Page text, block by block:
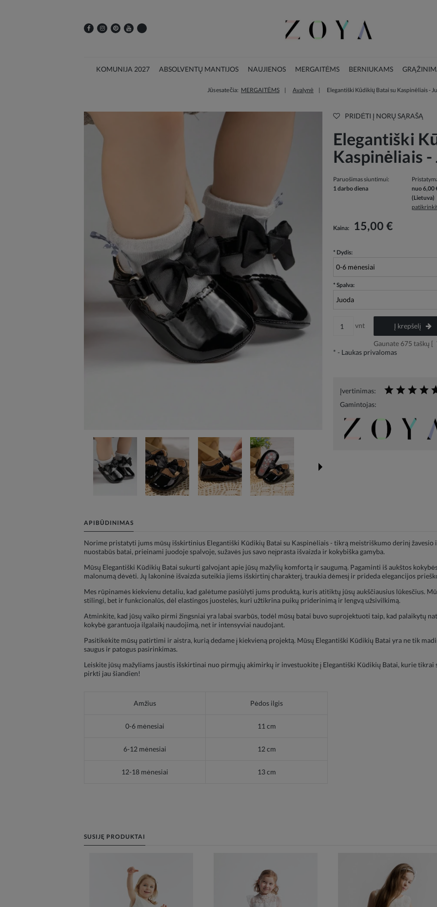
KOMUNIJA 2027 ABSOLVENTŲ MANTIJOS NAUJIENOS MERGAITĖMS BERNIUKAMS
Jūs esate čia: MERGAITĖMS Avalynė Elegantiški Kūdikių Batai su Kaspinėliais -
PRIDĖTI Į NORŲ SĄRAŠĄ
Elegantiški
Kaspinėliais -
Paruošimas siuntimui:
1 darbo diena
nuo 6,00
(Lietuva)
išlaidosKaina: 15,00 €
* Dydis:
* Spalva:
vnt Į krepšelį
Gaunate 675 taškų [
* - Laukas privalomas
Įvertinimas:
Gamintojas:
APIBŪDINIMAS
Norime pristatyti jums mūsų išskirtinius Elegantiški Kūdikių Batai su Kaspinėliais - tikrą meistriškumo derinį žavesio
nuostabūs batai, prieinami juodoje spalvoje, sužavės jus savo neįprasta išvaizda ir kokybiška gamyba.
Mūsų Elegantiški Kūdikių Batai sukurti galvojant apie jūsų mažylių komfortą ir saugumą. Pagaminti iš aukštos
malonumą dėvėti. Jų lakoninė išvaizda suteikia jiems išskirtinį charakterį, traukia dėmesį ir prideda elegancijos
Mes rūpinamės kiekvienu detaliu, kad galėtume pasiūlyti jums produktą, kuris atitiktų jūsų aukščiausius lūkesčius.
stilingi, bet ir funkcionalūs, dėl elastingos juostelės, kuri užtikrina puikų priderinimą ir lengvą užsivilkimą.
Atminkite, kad jūsų vaiko pirmi žingsniai yra labai svarbūs, todėl mūsų batai buvo suprojektuoti taip, kad palaikytų
kokybė garantuoja ilgalaikį naudojimą, net ir intensyviai naudojant.
Pasitikėkite mūsų patirtimi ir aistra, kurią dedame į kiekvieną projektą. Mūsų Elegantiški Kūdikių Batai yra ne tik
saugus ir patogus pasirinkimas.
Leiskite jūsų mažyliams jaustis išskirtinai nuo pirmųjų akimirkų ir investuokite į Elegantiški Kūdikių Batai, kurie
pirkti jau šiandien!
Amžius Pėdos ilgis
0-6 mėnesiai 11 cm
6-12 mėnesiai 12 cm
12-18 mėnesiai 13 cm
SUSIJĘ PRODUKTAI